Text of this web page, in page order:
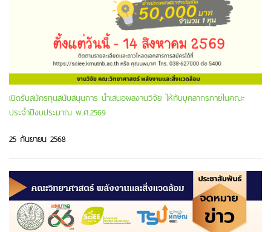
เปิดรับสมัครทุนสนับสนุนการ นำเสนอผลงานวิจัย ให้กับบุคลากรภายในคณะ
ประจำปีงบประมาณ พ.ศ.2569
25 กันยายน 2568